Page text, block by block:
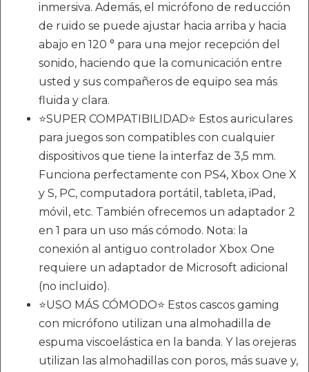
inmersiva. Además, el micrófono de reducción
de ruido se puede ajustar hacia arriba y hacia
abajo en 120 ° para una mejor recepción del
sonido, haciendo que la comunicación entre
usted y sus compañeros de equipo sea más
fluida y clara.
⭐SUPER COMPATIBILIDAD⭐ Estos auriculares
para juegos son compatibles con cualquier
dispositivos que tiene la interfaz de 3,5 mm.
Funciona perfectamente con PS4, Xbox One X
y S, PC, computadora portátil, tableta, iPad,
móvil, etc. También ofrecemos un adaptador 2
en 1 para un uso más cómodo. Nota: la
conexión al antiguo controlador Xbox One
requiere un adaptador de Microsoft adicional
(no incluido).
⭐USO MÁS CÓMODO⭐ Estos cascos gaming
con micrófono utilizan una almohadilla de
espuma viscoelástica en la banda. Y las orejeras
utilizan las almohadillas con poros, más suave y,